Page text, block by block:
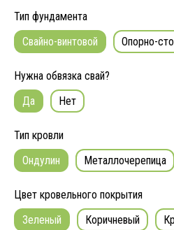
Тип фундамента
Свайно-винтовой
Опорно-
Нужна обвязка свай?
Да
Нет
Тип кровли
Ондулин
Металлочерепица
Цвет кровельного покрытия
Зеленый
Коричневый